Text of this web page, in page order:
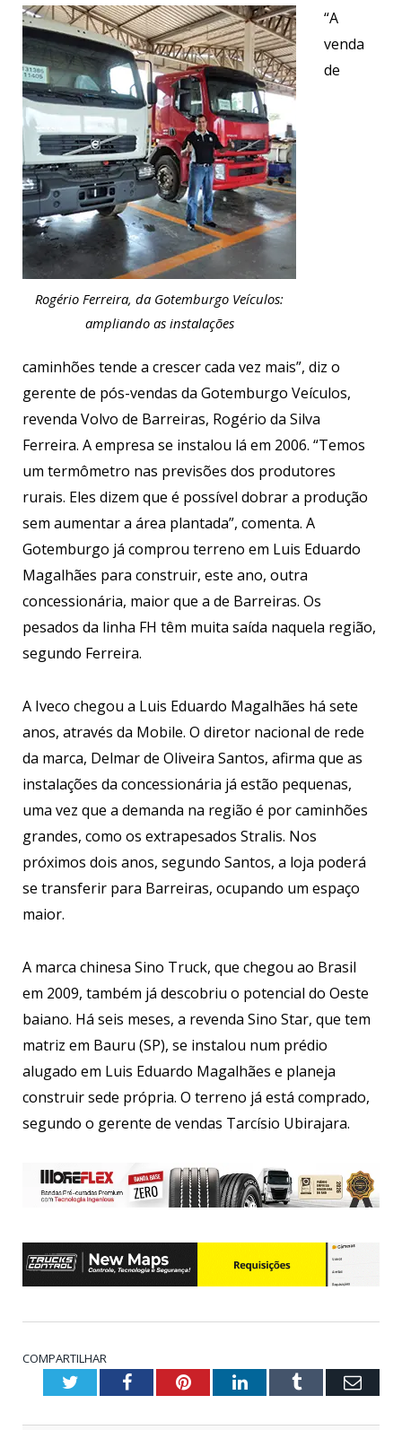
Rogério Ferreira, da Gotemburgo Veículos:
ampliando as instalações
“A
venda
de
caminhões tende a crescer cada vez mais”, diz o
gerente de pós-vendas da Gotemburgo Veículos,
revenda Volvo de Barreiras, Rogério da Silva
Ferreira. A empresa se instalou lá em 2006. “Temos
um termômetro nas previsões dos produtores
rurais. Eles dizem que é possível dobrar a produção
sem aumentar a área plantada”, comenta. A
Gotemburgo já comprou terreno em Luis Eduardo
Magalhães para construir, este ano, outra
concessionária, maior que a de Barreiras. Os
pesados da linha FH têm muita saída naquela região,
segundo Ferreira.
A Iveco chegou a Luis Eduardo Magalhães há sete
anos, através da Mobile. O diretor nacional de rede
da marca, Delmar de Oliveira Santos, afirma que as
instalações da concessionária já estão pequenas,
uma vez que a demanda na região é por caminhões
grandes, como os extrapesados Stralis. Nos
próximos dois anos, segundo Santos, a loja poderá
se transferir para Barreiras, ocupando um espaço
maior.
A marca chinesa Sino Truck, que chegou ao Brasil
em 2009, também já descobriu o potencial do Oeste
baiano. Há seis meses, a revenda Sino Star, que tem
matriz em Bauru (SP), se instalou num prédio
alugado em Luis Eduardo Magalhães e planeja
construir sede própria. O terreno já está comprado,
segundo o gerente de vendas Tarcísio Ubirajara.
COMPARTILHAR
TwitterFacebookPinterestLinkedInTumblr